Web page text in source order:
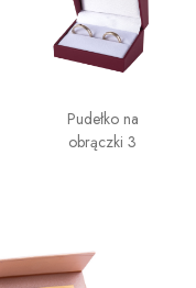
Pudełko na
obrączki 3